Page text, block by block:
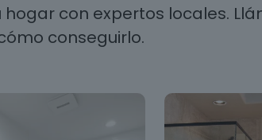
con expertos locales.
conseguirlo.